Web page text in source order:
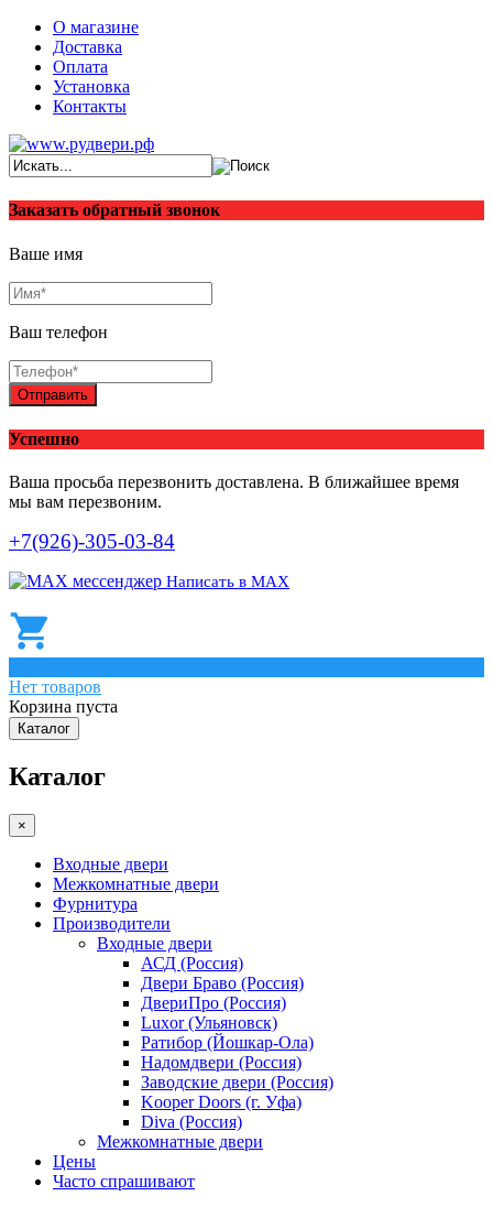
О магазине
Доставка
Оплата
Установка
Контакты
Заказать обратный звонок
Ваше имя
Ваш телефон
Отправить
Успешно
Ваша просьба перезвонить доставлена. В ближайшее время
мы вам перезвоним.
+7(926)-305-03-84
Написать в МАХ
Нет товаров
Корзина пуста
Каталог
Каталог
×
Входные двери
Межкомнатные двери
Фурнитура
Производители
Входные двери
АСД (Россия)
Двери Браво (Россия)
ДвериПро (Россия)
Luxor (Ульяновск)
Ратибор (Йошкар-Ола)
Надомдвери (Россия)
Заводские двери (Россия)
Kooper Doors (г. Уфа)
Diva (Россия)
Межкомнатные двери
Цены
Часто спрашивают